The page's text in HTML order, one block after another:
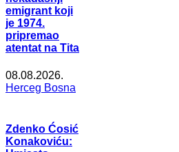
emigrant koji
je 1974.
pripremao
atentat na Tita
08.08.2026.
Herceg Bosna
Zdenko Ćosić
Konakoviću: